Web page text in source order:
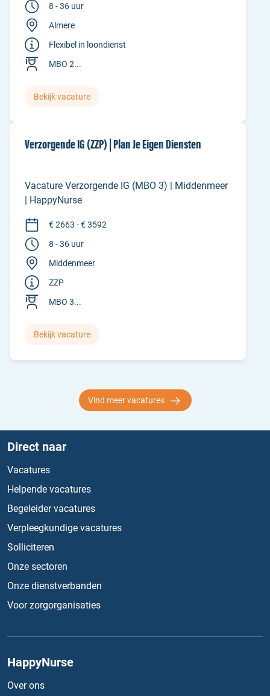
8 - 36 uur
Almere
Flexibel in loondienst
MBO 2...
Bekijk vacature
Verzorgende IG (ZZP) | Plan Je Eigen Diensten
Vacature Verzorgende IG (MBO 3) | Middenmeer
| HappyNurse
€ 2663 - € 3592
8 - 36 uur
Middenmeer
ZZP
MBO 3...
Bekijk vacature
Vind meer vacatures
Direct naar
Vacatures
Helpende vacatures
Begeleider vacatures
Verpleegkundige vacatures
Solliciteren
Onze sectoren
Onze dienstverbanden
Voor zorgorganisaties
HappyNurse
Over ons